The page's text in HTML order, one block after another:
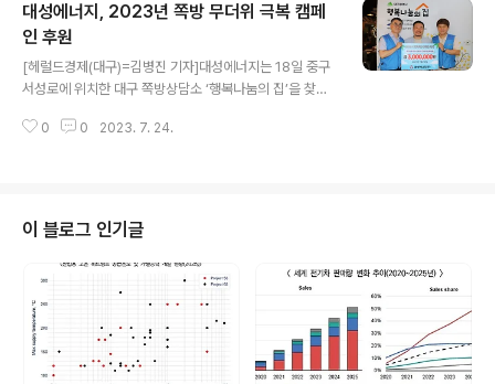
해 피해를 입은 해당 지역 주민들에게 작은 힘이 되길 바란
다”며, “호우 피해 복구가 신속하게 이뤄져 상처 입은 주민
들이 빨리 삶의 희망을 되찾기 바란다”고 말했다. 대성은
이번 호우 피해 복구 성금 이외에도 매년 홀트아동복지회,
삼성농아원 후원 및 해강대성장학회 운영 등 우리 사회 어
려운 이웃들을 위한 사회공헌활동을 활발하게 전개하며 E
대성에너지, 2023년 쪽방 무더위 극복 캠페
인 후원
[헤럴드경제(대구)=김병진 기자]대성에너지는 18일 중구
서성로에 위치한 대구 쪽방상담소 ‘행복나눔의 집’을 찾아
탁했다. 이번 후원금은 장마 이후 본격적인 폭염과 열대야
후원 물품을 전달하고 쪽방 주민들의 안부와 건강상태를
체크하고 복지정보를 안내 하는 등 쪽방 재가방문 봉사활
동을 함께 했다. 대구지역에는 아직도 약 600여명의 쪽방
거주자들이 냉난방 시설이 거의 없는 열악한 3~6㎡의 크
기의 좁은 공간에서 살고 있으며 고령, 장애, 만성질환 등에
시달리며 추위와 폭염에 취약..
0 0 2023. 7. 24.
이 블로그 인기글